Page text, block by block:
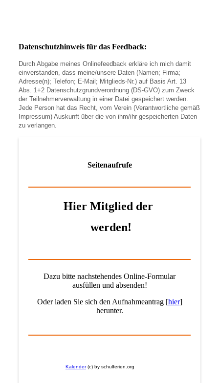
Datenschutzhinweis für das Feedback:
Durch Abgabe meines Onlinefeedback erkläre ich mich damit
einverstanden, dass meine/unsere Daten (Namen; Firma;
Adresse(n); Telefon; E-Mail; Mitglieds-Nr.) auf Basis Art. 13
Abs. 1+2 Datenschutzgrundverordnung (DS-GVO) zum Zweck
der Teilnehmerverwaltung in einer Datei gespeichert werden.
Jede Person hat das Recht, vom Verein (Verantwortliche gemäß
Impressum) Auskunft über die von ihm/ihr gespeicherten Daten
zu verlangen.
Seitenaufrufe
Hier Mitglied der
werden!
Dazu bitte nachstehendes Online-Formular
ausfüllen und absenden!
Oder laden Sie sich den Aufnahmeantrag [hier]
herunter.